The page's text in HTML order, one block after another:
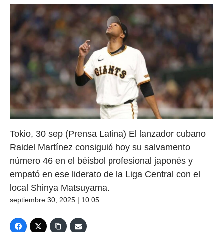
Tokio, 30 sep (Prensa Latina) El lanzador cubano
Raidel Martínez consiguió hoy su salvamento
número 46 en el béisbol profesional japonés y
empató en ese liderato de la Liga Central con el
local Shinya Matsuyama.
septiembre 30, 2025 | 10:05